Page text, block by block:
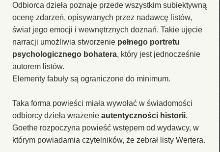
Odbiorca dzieła poznaje przede wszystkim subiektywną
ocenę zdarzeń, opisywanych przez nadawcę listów,
świat jego emocji i wewnętrznych doznań. Takie ujęcie
narracji umożliwia stworzenie pełnego portretu
psychologicznego bohatera, który jest jednocześnie
autorem listów.
Elementy fabuły są ograniczone do minimum.
Taka forma powieści miała wywołać w świadomości
odbiorcy dzieła wrażenie autentyczności historii.
Goethe rozpoczyna powieść wstępem od wydawcy, w
którym powiadamia czytelników, że zebrał listy Wertera.